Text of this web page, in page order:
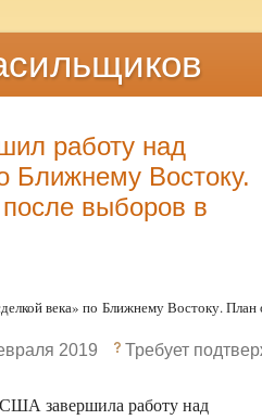
работу над
Ближнему Востоку.
выборов в
века» по Ближнему Востоку.
2019 Требует
завершила работу над